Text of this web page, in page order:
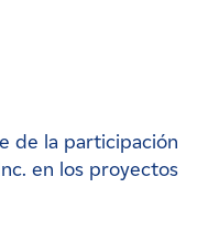
de la participación
en los proyectos